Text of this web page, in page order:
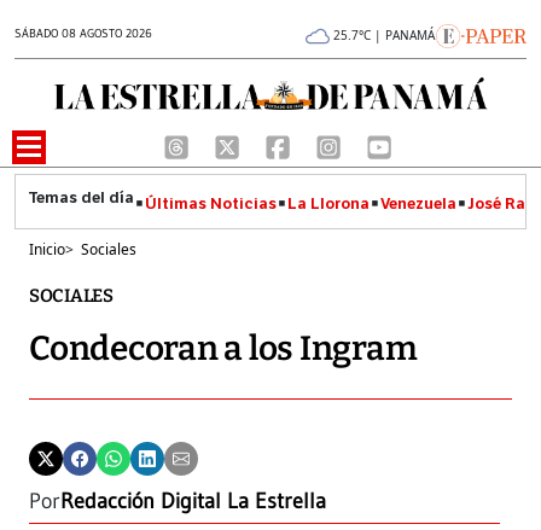
SÁBADO 08 AGOSTO 2026 25.7°C | PANAMÁ
Últimas Noticias La Llorona Venezuela José
Inicio> Sociales
SOCIALES
Condecoran a los Ingram
PorRedacción Digital La Estrella